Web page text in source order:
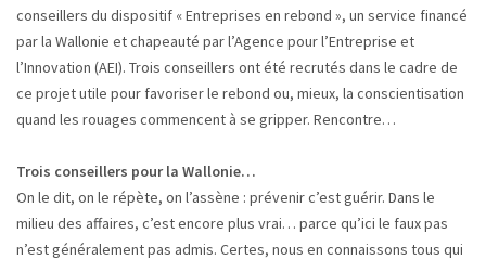
conseillers du dispositif « Entreprises en rebond », un service financé
par la Wallonie et chapeauté par l’Agence pour l’Entreprise et
l’Innovation (AEI). Trois conseillers ont été recrutés dans le cadre de
ce projet utile pour favoriser le rebond ou, mieux, la conscientisation
quand les rouages commencent à se gripper. Rencontre…
Trois conseillers pour la Wallonie…
On le dit, on le répète, on l’assène : prévenir c’est guérir. Dans le
milieu des affaires, c’est encore plus vrai… parce qu’ici le faux pas
n’est généralement pas admis. Certes, nous en connaissons tous qui